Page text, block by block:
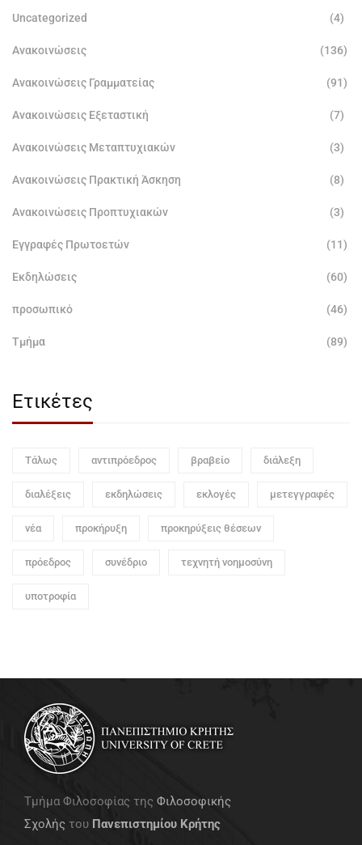
Uncategorized (4)
Ανακοινώσεις (136)
Ανακοινώσεις Γραμματείας (91)
Ανακοινώσεις Εξεταστική (7)
Ανακοινώσεις Μεταπτυχιακών (3)
Ανακοινώσεις Πρακτική Άσκηση (8)
Ανακοινώσεις Προπτυχιακών (3)
Εγγραφές Πρωτοετών (11)
Εκδηλώσεις (60)
προσωπικό (46)
Τμήμα (89)
Ετικέτες
Τάλως αντιπρόεδρος βραβείο διάλεξη
διαλέξεις εκδηλώσεις εκλογές μετεγγραφές
νέα προκήρυξη προκηρύξεις θέσεων
πρόεδρος συνέδριο τεχνητή νοημοσύνη
υποτροφία
Τμήμα Φιλοσοφίας της Φιλοσοφικής
Σχολής του Πανεπιστημίου Κρήτης